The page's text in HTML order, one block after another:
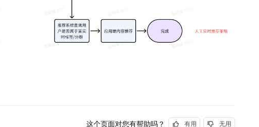
这个页面对您有帮助吗？ 有用 无用